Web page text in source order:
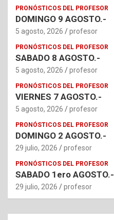
PRONÓSTICOS DEL PROFESOR
DOMINGO 9 AGOSTO.-
5 agosto, 2026 profesor
PRONÓSTICOS DEL PROFESOR
SABADO 8 AGOSTO.-
5 agosto, 2026 profesor
PRONÓSTICOS DEL PROFESOR
VIERNES 7 AGOSTO.-
5 agosto, 2026 profesor
PRONÓSTICOS DEL PROFESOR
DOMINGO 2 AGOSTO.-
29 julio, 2026 profesor
PRONÓSTICOS DEL PROFESOR
SABADO 1ero AGOSTO.-
29 julio, 2026 profesor